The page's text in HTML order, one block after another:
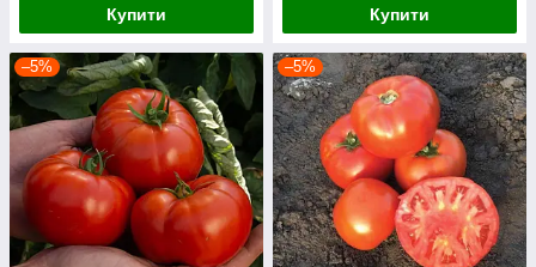
Купити Купити
–5% –5%